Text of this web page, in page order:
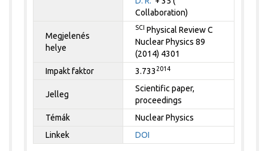
Collaboration)
Megjelenés
helye
SCI Physical Review C
Nuclear Physics 89
(2014) 4301
Impakt faktor
3.733 2014
Jelleg
Scientific paper,
proceedings
Témák
Nuclear Physics
Linkek
DOI